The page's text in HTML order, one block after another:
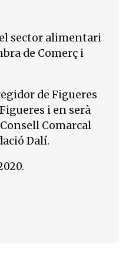
sector alimentari
de Comerç i
de Figueres
i en serà
Comarcal
Dalí.